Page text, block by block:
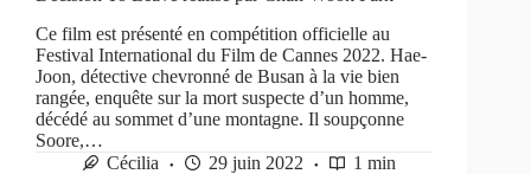
Ce film est présenté en compétition officielle au
Festival International du Film de Cannes 2022. Hae-
Joon, détective chevronné de Busan à la vie bien
rangée, enquête sur la mort suspecte d’un homme,
décédé au sommet d’une montagne. Il soupçonne
Soore,…
Cécilia
29 juin 2022 1 min